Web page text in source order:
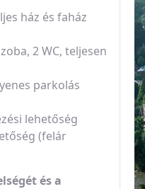
ház és faház
2 WC, teljesen
parkolás
lehetőség
(felár
és a